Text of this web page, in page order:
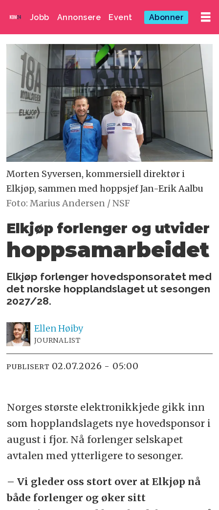
Jobb Annonsere Event Abonner
Morten Syversen, kommersiell direktør i
Elkjøp, sammen med hoppsjef Jan-Erik Aalbu
Foto: Marius Andersen / NSF
Elkjøp forlenger og utvider
hoppsamarbeidet
Elkjøp forlenger hovedsponsoratet med
det norske hopplandslaget ut sesongen
2027/28.
EllenHøiby
JOURNALIST
PUBLISERT 02.07.2026 - 05:00
Norges største elektronikkjede gikk inn
som hopplandslagets nye hovedsponsor i
august i fjor. Nå forlenger selskapet
avtalen med ytterligere to sesonger.
– Vi gleder oss stort over at Elkjøp nå
både forlenger og øker sitt